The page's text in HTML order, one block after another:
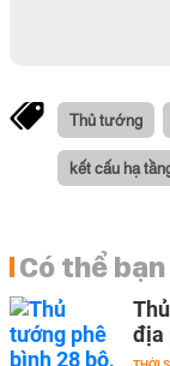
Thủ tướng
kết cấu hạ
Có thể
địa